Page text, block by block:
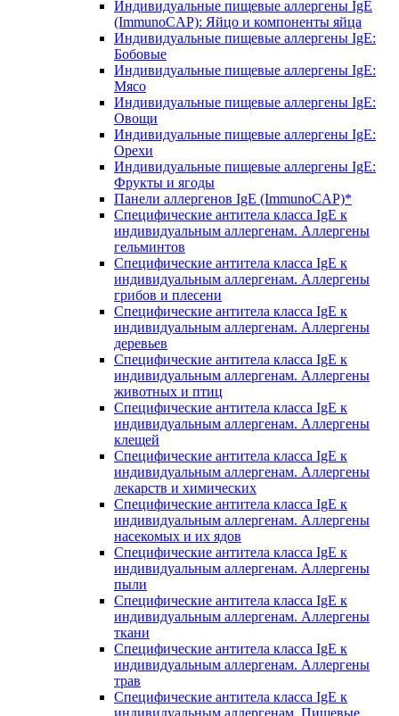
Индивидуальные пищевые аллергены IgE
(ImmunoCAP): Яйцо и компоненты яйца
Индивидуальные пищевые аллергены IgE:
Бобовые
Индивидуальные пищевые аллергены IgE:
Мясо
Индивидуальные пищевые аллергены IgE:
Овощи
Индивидуальные пищевые аллергены IgE:
Орехи
Индивидуальные пищевые аллергены IgE:
Фрукты и ягоды
Панели аллергенов IgE (ImmunoCAP)*
Специфические антитела класса IgE к
индивидуальным аллергенам. Аллергены
гельминтов
Специфические антитела класса IgE к
индивидуальным аллергенам. Аллергены
грибов и плесени
Специфические антитела класса IgE к
индивидуальным аллергенам. Аллергены
деревьев
Специфические антитела класса IgE к
индивидуальным аллергенам. Аллергены
животных и птиц
Специфические антитела класса IgE к
индивидуальным аллергенам. Аллергены
клещей
Специфические антитела класса IgE к
индивидуальным аллергенам. Аллергены
лекарств и химических
Специфические антитела класса IgE к
индивидуальным аллергенам. Аллергены
насекомых и их ядов
Специфические антитела класса IgE к
индивидуальным аллергенам. Аллергены
пыли
Специфические антитела класса IgE к
индивидуальным аллергенам. Аллергены
ткани
Специфические антитела класса IgE к
индивидуальным аллергенам. Аллергены
трав
Специфические антитела класса IgE к
индивидуальным аллергенам. Пищевые